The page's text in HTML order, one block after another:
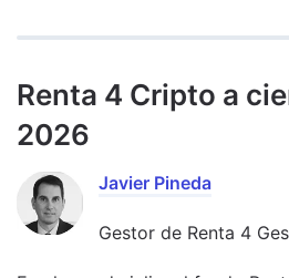
Renta 4 Cripto a
2026
Javier Pineda
Gestor de Renta 4